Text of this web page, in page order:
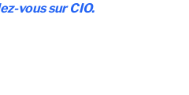
vous sur CIO.